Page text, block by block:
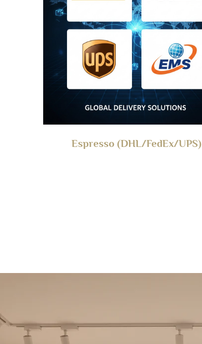
Espresso (DHL/FedEx/UPS)